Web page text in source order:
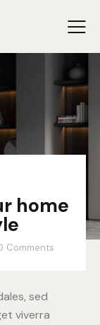
home
Comments
sed
viverra